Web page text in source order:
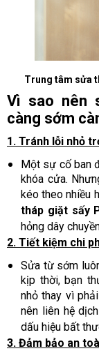
Trung tâm sửa
Vì sao nên
càng sớm
1. Tránh lỗi nhỏ
Một sự cố ban
khóa cửa.
kéo theo nhiều
tháp giặt sấy
hỏng dây
2. Tiết kiệm chi
Sửa từ sớm
kịp thời, bạn
nhỏ thay vì
nên liên hệ
dấu hiệu bất
3. Đảm bảo an